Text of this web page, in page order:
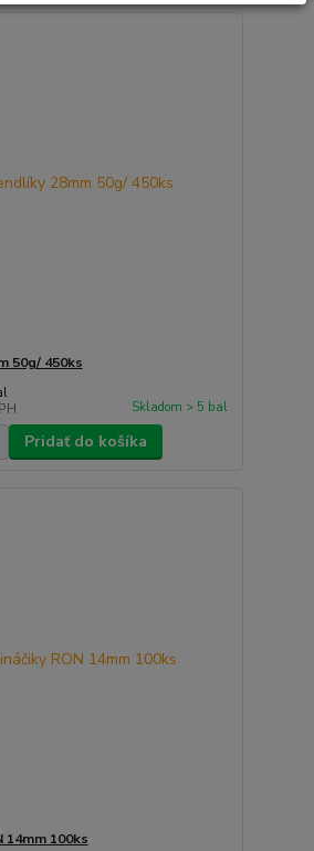
50g/ 450ks
Skladom > 5 bal
Pridať do košíka
14mm 100ks